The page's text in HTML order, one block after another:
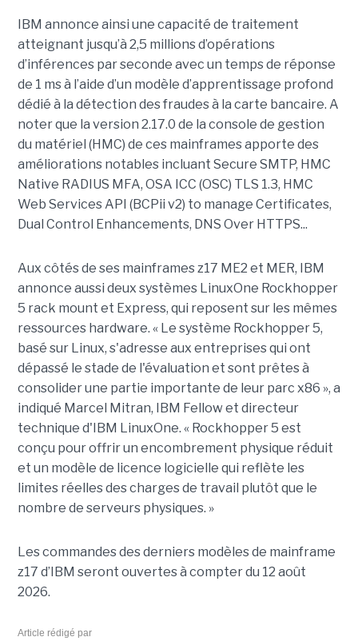
IBM annonce ainsi une capacité de traitement
atteignant jusqu’à 2,5 millions d’opérations
d’inférences par seconde avec un temps de réponse
de 1 ms à l’aide d’un modèle d’apprentissage profond
dédié à la détection des fraudes à la carte bancaire. A
noter que la version 2.17.0 de la console de gestion
du matériel (HMC) de ces mainframes apporte des
améliorations notables incluant Secure SMTP, HMC
Native RADIUS MFA, OSA ICC (OSC) TLS 1.3, HMC
Web Services API (BCPii v2) to manage Certificates,
Dual Control Enhancements, DNS Over HTTPS...
Aux côtés de ses mainframes z17 ME2 et MER, IBM
annonce aussi deux systèmes LinuxOne Rockhopper
5 rack mount et Express, qui reposent sur les mêmes
ressources hardware. « Le système Rockhopper 5,
basé sur Linux, s'adresse aux entreprises qui ont
dépassé le stade de l'évaluation et sont prêtes à
consolider une partie importante de leur parc x86 », a
indiqué Marcel Mitran, IBM Fellow et directeur
technique d'IBM LinuxOne. « Rockhopper 5 est
conçu pour offrir un encombrement physique réduit
et un modèle de licence logicielle qui reflète les
limites réelles des charges de travail plutôt que le
nombre de serveurs physiques. »
Les commandes des derniers modèles de mainframe
z17 d’IBM seront ouvertes à compter du 12 août
2026.
Article rédigé par